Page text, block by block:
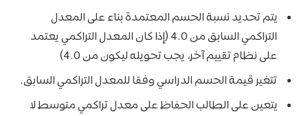
يتم تحديد نسبة الحسم المعتمدة بناء على المعدل
التراكمي السابق من 4.0 (إذا كان المعدل التراكمي يعتمد
على نظام تقييم آخر، يجب تحويله ليكون من 4.0)
تتغير قيمة الحسم الدراسي وفقا للمعدل التراكمي السابق.
يتعين على الطالب الحفاظ على معدل تراكمي متوسط لا